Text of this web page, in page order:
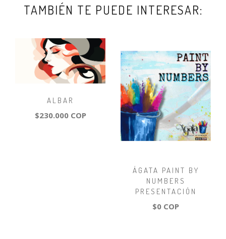
TAMBIÉN TE PUEDE INTERESAR:
ALBAR
$230.000 COP
ÁGATA PAINT BY
NUMBERS
PRESENTACIÓN
$0 COP